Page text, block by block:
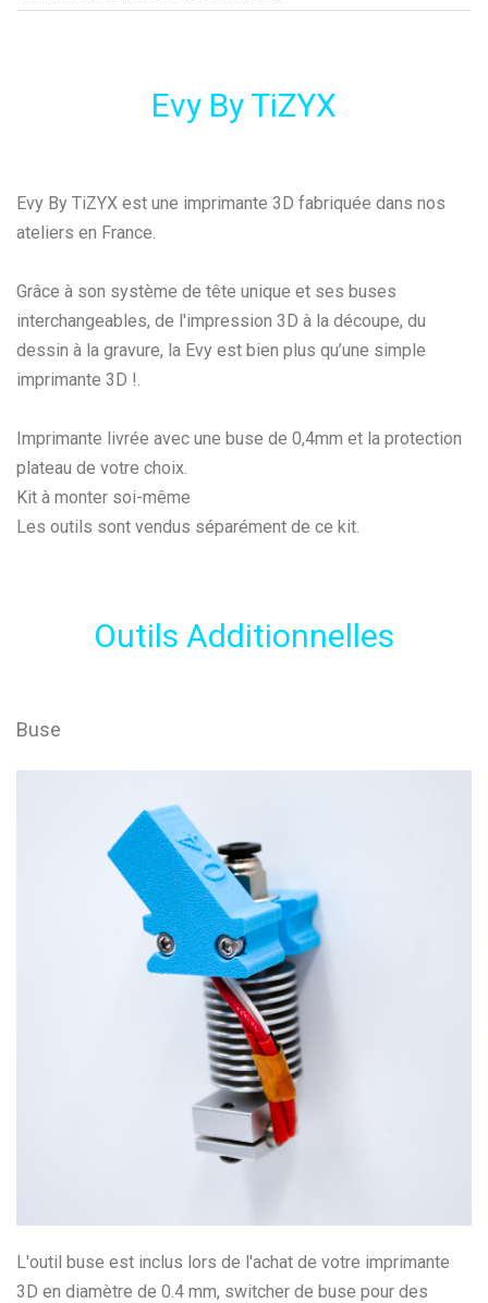
Evy By TiZYX
Evy By TiZYX est une imprimante 3D fabriquée dans nos
ateliers en France.
Grâce à son système de tête unique et ses buses
interchangeables, de l'impression 3D à la découpe, du
dessin à la gravure, la Evy est bien plus qu’une simple
imprimante 3D !.
Imprimante livrée avec une buse de 0,4mm et la protection
plateau de votre choix.
Kit à monter soi-même
Les outils sont vendus séparément de ce kit.
Outils Additionnelles
Buse
L'outil buse est inclus lors de l'achat de votre imprimante
3D en diamètre de 0.4 mm, switcher de buse pour des